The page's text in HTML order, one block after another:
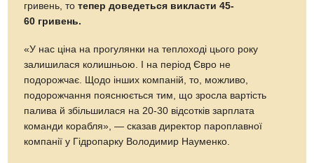
гривень, тотепер доведеться викласти 45-
60 гривень.
«У нас ціна на прогулянки на теплоході цього року
залишилася колишньою. І на період Євро не
подорожчає. Щодо інших компаній, то, можливо,
подорожчання пояснюється тим, що зросла вартість
палива й збільшилася на 20-30 відсотків зарплата
команди корабля», — сказав директор пароплавної
компанії у Гідропарку Володимир Науменко.